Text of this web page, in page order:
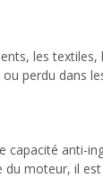
les textiles,
perdu dans
capacité
moteur, il